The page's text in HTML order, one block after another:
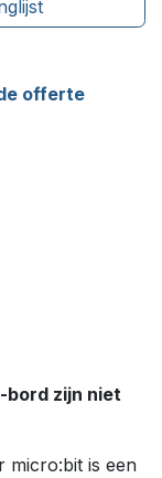
offerte
bord zijn niet
micro:bit is een